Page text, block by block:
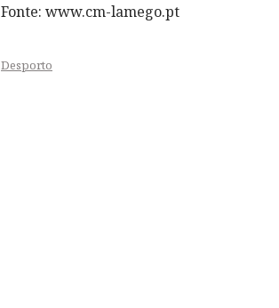
Fonte: www.cm-lamego.pt
Desporto